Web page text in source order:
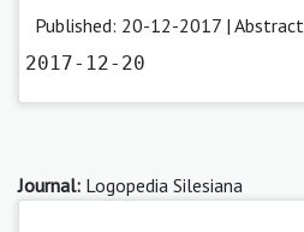
Published: 20-12-2017 | Abstract
2017-12-20
Journal: Logopedia Silesiana